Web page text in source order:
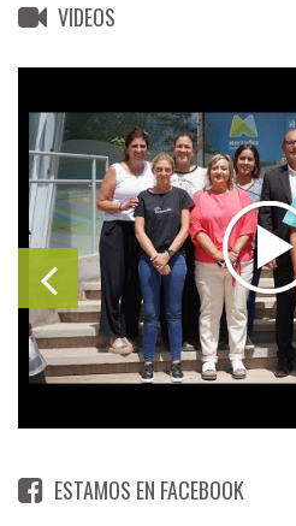
VIDEOS
ESTAMOS EN FACEBOOK